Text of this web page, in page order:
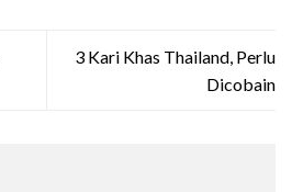
3 Kari Khas Thailand, Perlu
Dicobain